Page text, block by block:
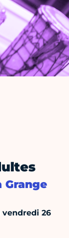
Grange
vendredi 26